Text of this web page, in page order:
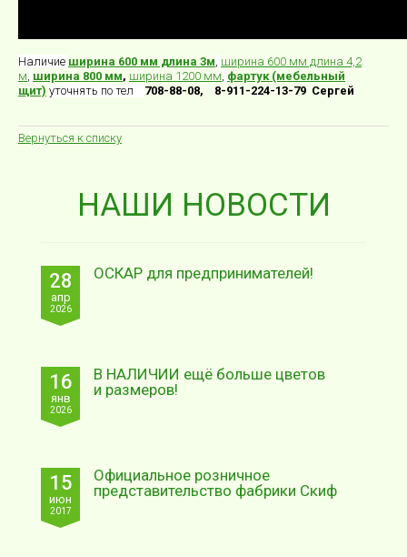
Наличие ширина 600 мм длина 3м ширина 600 мм длина 4,2
м ширина 800 мм, ширина 1200 мм фартук (мебельный
щит) уточнять по тел 708-88-08, 8-911-224-13-79 Сергей
Вернуться к списку
НАШИ НОВОСТИ
28
апр
2026
ОСКАР для предпринимателей!
16
янв
2026
В НАЛИЧИИ ещё больше цветов
и размеров!
15
июн
2017
Официальное розничное
представительство фабрики Скиф